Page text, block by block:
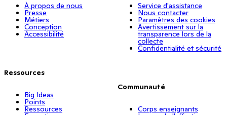
À propos de nous
Presse
Métiers
Conception
Accessibilité
Ressources
Big Ideas
Points
Ressources
Service d'assistance
Nous contacter
Paramètres des cookies
Avertissement sur la
transparence lors de la
collecte
Confidentialité et sécurité
Communauté
Corps enseignants